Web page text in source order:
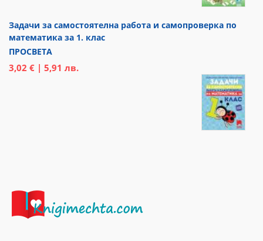
Задачи за самостоятелна работа и самопроверка по
математика за 1. клас
ПРОСВЕТА
3,02 € | 5,91 лв.